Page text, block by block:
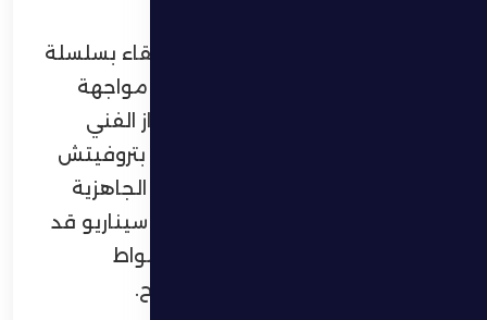
واختتم فارس الظفرة استعداداته للقاء بسلسلة
من التدريبيات اليومية التي أعقبت مواجهة
الشارقة في الدوري، ركز خلالها الجهاز الفني
بقيادة المدرب المونتنيغري زيليكو بتروفيتش
على تصحيح الأخطاء السابقة ورفع الجاهزية
البدنية والفنية للاعبين، تحسبًا لأي سيناريو قد
تشهده المباراة، سواء بالتمديد للأشواط
الإضافية أو اللجوء إلى ركلات الترجيح.